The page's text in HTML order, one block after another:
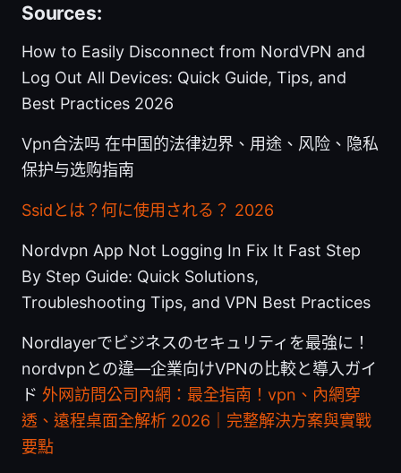
Sources:
How to Easily Disconnect from NordVPN and
Log Out All Devices: Quick Guide, Tips, and
Best Practices 2026
Vpn合法吗 在中国的法律边界、用途、风险、隐私
保护与选购指南
Ssidとは？何に使用される？ 2026
Nordvpn App Not Logging In Fix It Fast Step
By Step Guide: Quick Solutions,
Troubleshooting Tips, and VPN Best Practices
Nordlayerでビジネスのセキュリティを最強に！
nordvpnとの違—企業向けVPNの比較と導入ガイ
ド 外网訪問公司內網：最全指南！vpn、內網穿
透、遠程桌面全解析 2026｜完整解決方案與實戰
要點